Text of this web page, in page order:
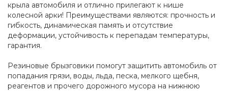
крыла автомобиля и отлично прилегают к нише
колесной арки! Преимуществами являются: прочность и
гибкость, динамическая память и отсутствие
деформации, устойчивость к перепадам температуры,
гарантия.
Резиновые брызговики помогут защитить автомобиль от
попадания грязи, воды, льда, песка, мелкого щебня,
реагентов и прочего дорожного мусора на нижнюю